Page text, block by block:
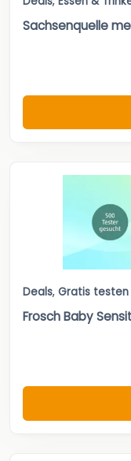
Sachsenquelle
Deals, Gratis testen
Frosch Baby